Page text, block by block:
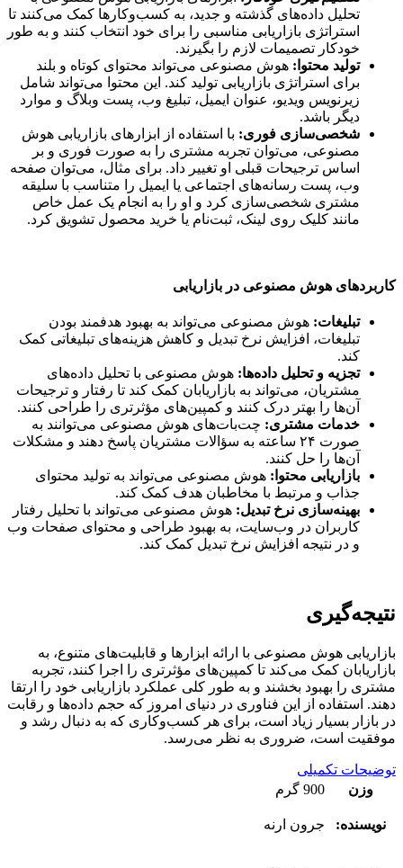
تحلیل داده‌های گذشته و جدید، به کسب‌وکارها کمک می‌کنند تا
استراتژی بازاریابی مناسبی را برای خود انتخاب کنند و به طور
خودکار تصمیمات لازم را بگیرند.
تولید محتوا: هوش مصنوعی می‌تواند محتوای کوتاه و بلند
برای استراتژی بازاریابی تولید کند. این محتوا می‌تواند شامل
زیرنویس ویدیو، عنوان ایمیل، تبلیغ وب، پست وبلاگ و موارد
دیگر باشد.
شخصی‌سازی فوری: با استفاده از ابزارهای بازاریابی هوش
مصنوعی، می‌توان تجربه مشتری را به صورت فوری و بر
اساس ترجیحات قبلی او تغییر داد. برای مثال، می‌توان صفحه
وب، پست رسانه‌های اجتماعی یا ایمیل را متناسب با سلیقه
مشتری شخصی‌سازی کرد و او را به انجام یک عمل خاص
مانند کلیک روی لینک، ثبت‌نام یا خرید محصول تشویق کرد.
کاربردهای هوش مصنوعی در بازاریابی
تبلیغات: هوش مصنوعی می‌تواند به بهبود هدفمند بودن
تبلیغات، افزایش نرخ تبدیل و کاهش هزینه‌های تبلیغاتی کمک
کند.
تجزیه و تحلیل داده‌ها: هوش مصنوعی با تحلیل داده‌های
مشتریان، می‌تواند به بازاریابان کمک کند تا رفتار و ترجیحات
آن‌ها را بهتر درک کنند و کمپین‌های مؤثرتری را طراحی کنند.
خدمات مشتری: چت‌بات‌های هوش مصنوعی می‌توانند به
صورت ۲۴ ساعته به سؤالات مشتریان پاسخ دهند و مشکلات
آن‌ها را حل کنند.
بازاریابی محتوا: هوش مصنوعی می‌تواند به تولید محتوای
جذاب و مرتبط با مخاطبان هدف کمک کند.
بهینه‌سازی نرخ تبدیل: هوش مصنوعی می‌تواند با تحلیل رفتار
کاربران در وب‌سایت، به بهبود طراحی و محتوای صفحات وب
و در نتیجه افزایش نرخ تبدیل کمک کند.
نتیجه‌گیری
بازاریابی هوش مصنوعی با ارائه ابزارها و قابلیت‌های متنوع، به
بازاریابان کمک می‌کند تا کمپین‌های مؤثرتری را اجرا کنند، تجربه
مشتری را بهبود بخشند و به طور کلی عملکرد بازاریابی خود را ارتقا
دهند. استفاده از این فناوری در دنیای امروز که حجم داده‌ها و رقابت
در بازار بسیار زیاد است، برای هر کسب‌وکاری که به دنبال رشد و
موفقیت است، ضروری به نظر می‌رسد.
توضیحات تکمیلی
وزن
900 گرم
نویسنده: جرون ارنه